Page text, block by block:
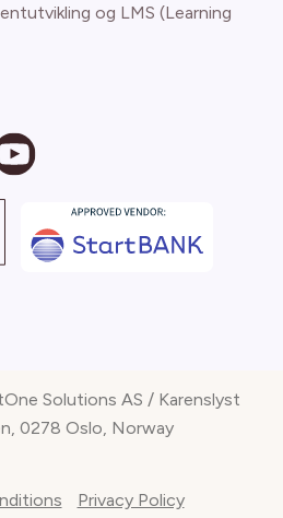
og LMS (Learning
Solutions AS / Karenslyst
0278 Oslo, Norway
Privacy Policy